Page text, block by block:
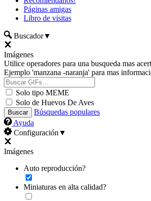
Páginas amigas
Libro de visitas
Buscador▼
Imágenes
Utilice operadores para una busqueda mas
Ejemplo 'manzana -naranja' para mas
Solo tipo MEME
Solo de Huevos De Aves
Búsquedas populares
Ayuda
Configuración ▼
Imágenes
Auto reproducción?
Miniaturas en alta calidad?